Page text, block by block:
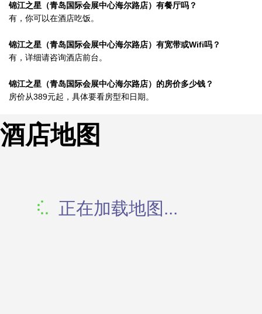
锦江之星（青岛国际会展中心海尔路店）有餐厅吗？
有，你可以在酒店吃饭。
锦江之星（青岛国际会展中心海尔路店）有宽带或Wifi吗？
有，详细请咨询酒店前台。
锦江之星（青岛国际会展中心海尔路店）的房价多少钱？
房价从389元起，具体要看房型和日期。
酒店地图
正在加载地图...